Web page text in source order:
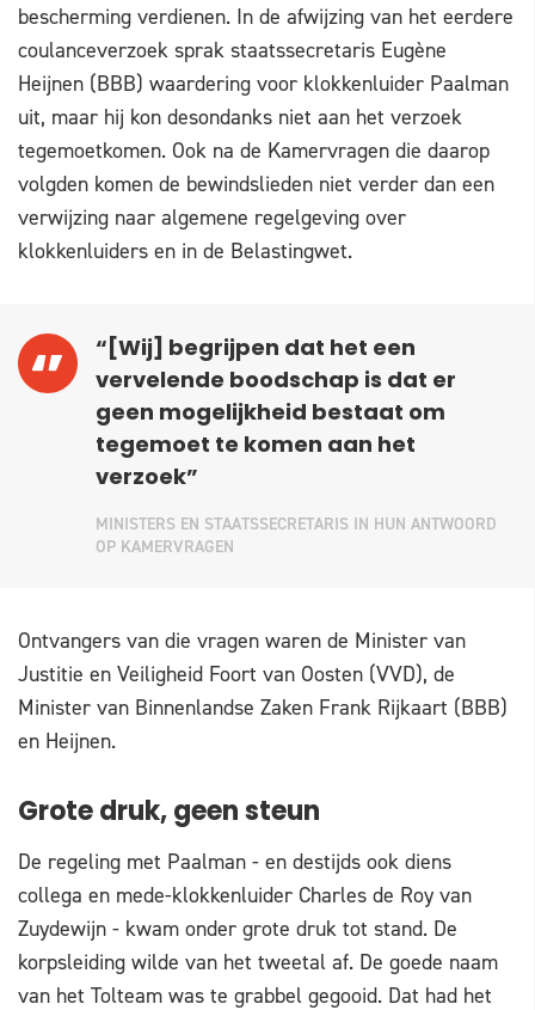
bescherming verdienen. In de afwijzing van het eerdere
coulanceverzoek sprak staatssecretaris Eugène
Heijnen (BBB) waardering voor klokkenluider Paalman
uit, maar hij kon desondanks niet aan het verzoek
tegemoetkomen. Ook na de Kamervragen die daarop
volgden komen de bewindslieden niet verder dan een
verwijzing naar algemene regelgeving over
klokkenluiders en in de Belastingwet.
“[Wij] begrijpen dat het een
vervelende boodschap is dat er
geen mogelijkheid bestaat om
tegemoet te komen aan het
verzoek”
MINISTERS EN STAATSSECRETARIS IN HUN ANTWOORD
OP KAMERVRAGEN
Ontvangers van die vragen waren de Minister van
Justitie en Veiligheid Foort van Oosten (VVD), de
Minister van Binnenlandse Zaken Frank Rijkaart (BBB)
en Heijnen.
Grote druk, geen steun
De regeling met Paalman - en destijds ook diens
collega en mede-klokkenluider Charles de Roy van
Zuydewijn - kwam onder grote druk tot stand. De
korpsleiding wilde van het tweetal af. De goede naam
van het Tolteam was te grabbel gegooid. Dat had het